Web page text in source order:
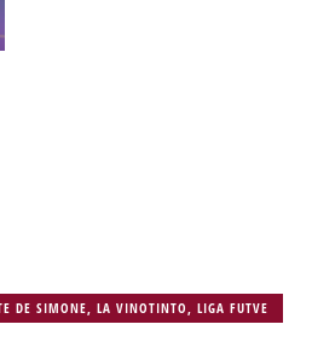
DE SIMONE,LA VINOTINTO,LIGA FUTVE